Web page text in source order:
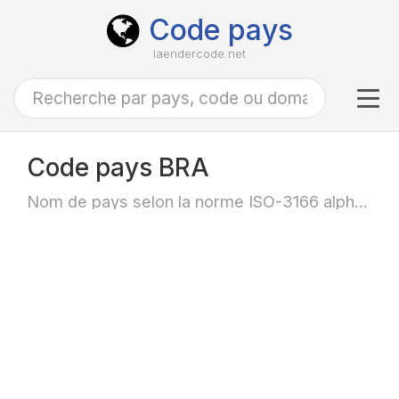
Code pays
laendercode.net
Code pays BRA
Nom de pays selon la norme ISO-3166 alpha-3